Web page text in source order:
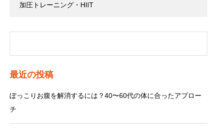
加圧トレーニング・HIIT
最近の投稿
ぽっこりお腹を解消するには？40〜60代の体に合ったアプロー
チ